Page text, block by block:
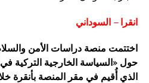
انقرا – السوداني
حول «السياسة الخارجية التركية